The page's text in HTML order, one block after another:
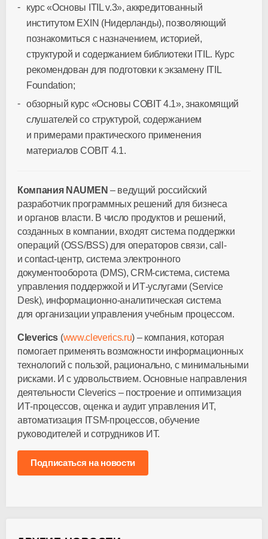
курс «Основы ITIL v.3», аккредитованный
институтом EXIN (Нидерланды), позволяющий
познакомиться с назначением, историей,
структурой и содержанием библиотеки ITIL. Курс
рекомендован для подготовки к экзамену ITIL
Foundation;
обзорный курс «Основы COBIT 4.1», знакомящий
слушателей со структурой, содержанием
и примерами практического применения
материалов COBIT 4.1.
Компания NAUMEN – ведущий российский
разработчик программных решений для бизнеса
и органов власти. В число продуктов и решений,
созданных в компании, входят система поддержки
операций (OSS/BSS) для операторов связи, call-
и contact-центр, система электронного
документооборота (DMS), CRM-система, система
управления поддержкой и ИТ-услугами (Service
Desk), информационно-аналитическая система
для организации управления учебным процессом.
Cleverics (www.cleverics.ru) – компания, которая
помогает применять возможности информационных
технологий с пользой, рационально, с минимальными
рисками. И с удовольствием. Основные направления
деятельности Cleverics – построение и оптимизация
ИТ-процессов, оценка и аудит управления ИТ,
автоматизация ITSM-процессов, обучение
руководителей и сотрудников ИТ.
Подписаться на новости